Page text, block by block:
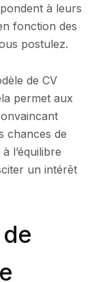
à leurs
fonction des
postulez.
de CV
permet aux
chances de
l’équilibre
un intérêt